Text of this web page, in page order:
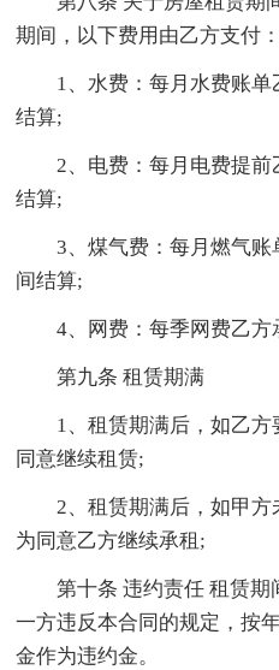
期间，以下费用由乙方支付：
1、水费：每月水费账
结算;
2、电费：每月电费提
结算;
3、煤气费：每月燃气
间结算;
4、网费：每季网费乙
第九条 租赁期满
1、租赁期满后，如乙
同意继续租赁;
2、租赁期满后，如甲
为同意乙方继续承租;
第十条 违约责任 租赁
一方违反本合同的规定，按
金作为违约金。